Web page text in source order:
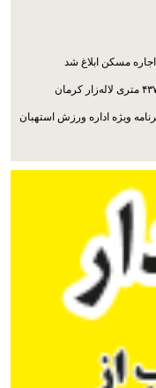
مسکن ابلاغ شد
ویژه اداره ورزش استهبان